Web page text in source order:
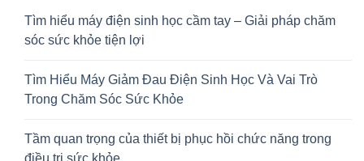
Tìm hiểu máy điện sinh học cầm tay – Giải pháp chăm
sóc sức khỏe tiện lợi
Tìm Hiểu Máy Giảm Đau Điện Sinh Học Và Vai Trò
Trong Chăm Sóc Sức Khỏe
Tầm quan trọng của thiết bị phục hồi chức năng trong
điều trị sức khỏe